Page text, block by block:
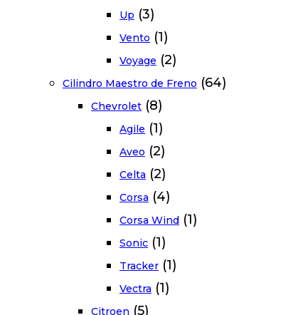
Up (3)
Vento (1)
Voyage (2)
Cilindro Maestro de Freno (64)
Chevrolet (8)
Agile (1)
Aveo (2)
Celta (2)
Corsa (4)
Corsa Wind (1)
Sonic (1)
Tracker (1)
Vectra (1)
Citroen (5)